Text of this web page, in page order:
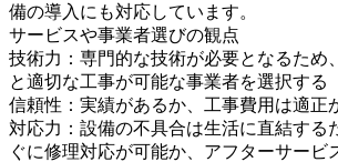
備の導入にも対応しています。
サービスや事業者選びの観点
技術力：専門的な技術が必要となるため
と適切な工事が可能な事業者を選択する
信頼性：実績があるか、工事費用は適正
対応力：設備の不具合は生活に直結する
ぐに修理対応が可能か、アフターサービ